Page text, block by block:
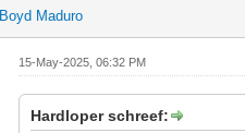
Boyd Maduro
15-May-2025, 06:32 PM
Hardloper schreef: